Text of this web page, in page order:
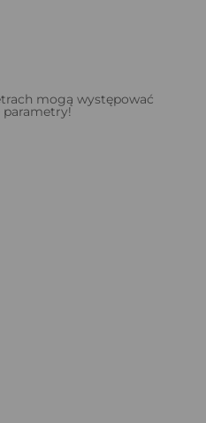
mogą występować
parametry!